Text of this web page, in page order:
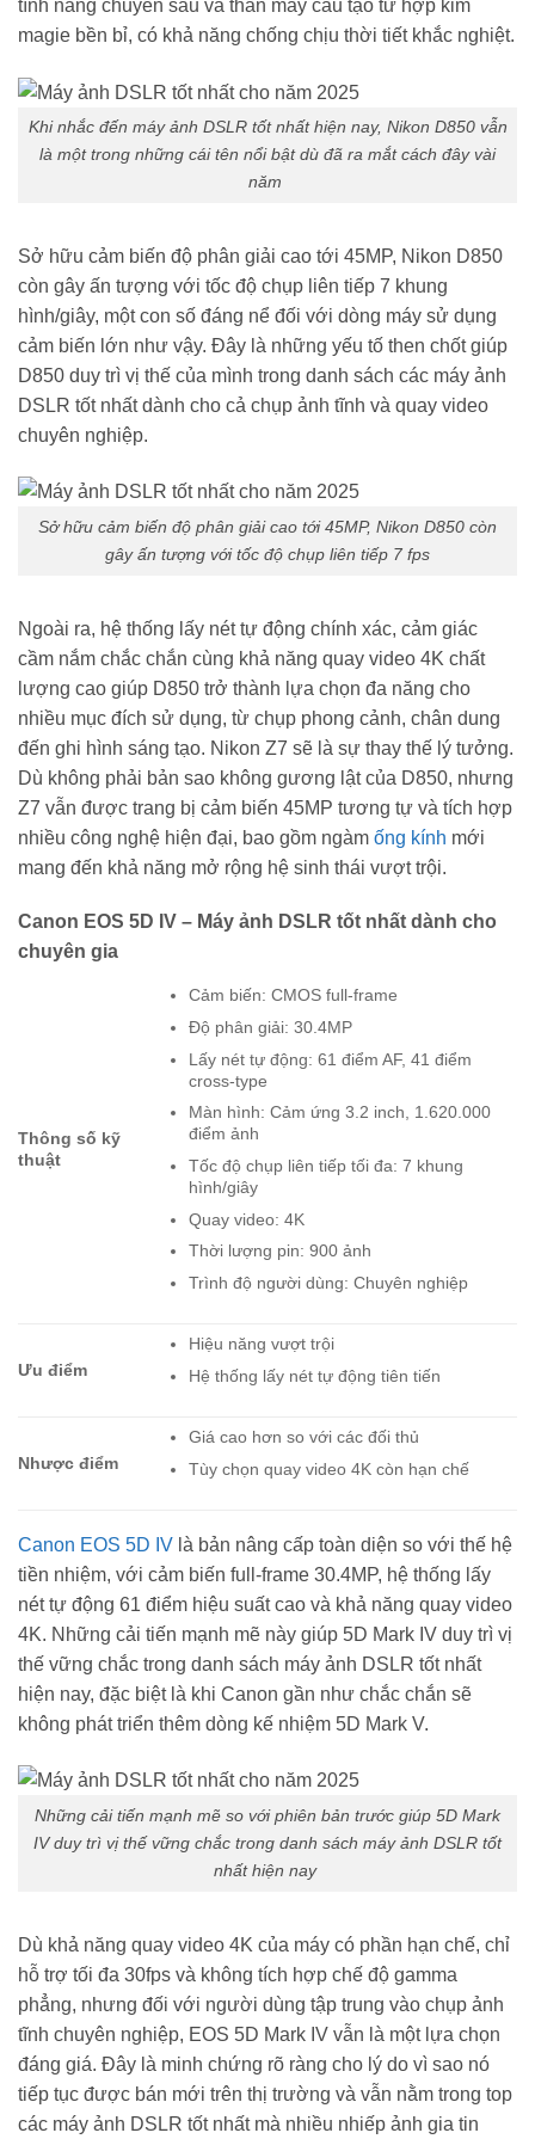
tính năng chuyên sâu và thân máy cấu tạo từ hợp kim
magie bền bỉ, có khả năng chống chịu thời tiết khắc nghiệt.
Khi nhắc đến máy ảnh DSLR tốt nhất hiện nay, Nikon D850 vẫn
là một trong những cái tên nổi bật dù đã ra mắt cách đây vài
năm
Sở hữu cảm biến độ phân giải cao tới 45MP, Nikon D850
còn gây ấn tượng với tốc độ chụp liên tiếp 7 khung
hình/giây, một con số đáng nể đối với dòng máy sử dụng
cảm biến lớn như vậy. Đây là những yếu tố then chốt giúp
D850 duy trì vị thế của mình trong danh sách các máy ảnh
DSLR tốt nhất dành cho cả chụp ảnh tĩnh và quay video
chuyên nghiệp.
Sở hữu cảm biến độ phân giải cao tới 45MP, Nikon D850 còn
gây ấn tượng với tốc độ chụp liên tiếp 7 fps
Ngoài ra, hệ thống lấy nét tự động chính xác, cảm giác
cầm nắm chắc chắn cùng khả năng quay video 4K chất
lượng cao giúp D850 trở thành lựa chọn đa năng cho
nhiều mục đích sử dụng, từ chụp phong cảnh, chân dung
đến ghi hình sáng tạo. Nikon Z7 sẽ là sự thay thế lý tưởng.
Dù không phải bản sao không gương lật của D850, nhưng
Z7 vẫn được trang bị cảm biến 45MP tương tự và tích hợp
nhiều công nghệ hiện đại, bao gồm ngàm ống kính mới
mang đến khả năng mở rộng hệ sinh thái vượt trội.
Canon EOS 5D IV – Máy ảnh DSLR tốt nhất dành cho
chuyên gia
Thông số kỹ
thuật
Cảm biến: CMOS full-frame
Độ phân giải: 30.4MP
Lấy nét tự động: 61 điểm AF, 41 điểm
cross-type
Màn hình: Cảm ứng 3.2 inch, 1.620.000
điểm ảnh
Tốc độ chụp liên tiếp tối đa: 7 khung
hình/giây
Quay video: 4K
Thời lượng pin: 900 ảnh
Trình độ người dùng: Chuyên nghiệp
Ưu điểm
Hiệu năng vượt trội
Hệ thống lấy nét tự động tiên tiến
Nhược điểm
Giá cao hơn so với các đối thủ
Tùy chọn quay video 4K còn hạn chế
Canon EOS 5D IV là bản nâng cấp toàn diện so với thế hệ
tiền nhiệm, với cảm biến full-frame 30.4MP, hệ thống lấy
nét tự động 61 điểm hiệu suất cao và khả năng quay video
4K. Những cải tiến mạnh mẽ này giúp 5D Mark IV duy trì vị
thế vững chắc trong danh sách máy ảnh DSLR tốt nhất
hiện nay, đặc biệt là khi Canon gần như chắc chắn sẽ
không phát triển thêm dòng kế nhiệm 5D Mark V.
Những cải tiến mạnh mẽ so với phiên bản trước giúp 5D Mark
IV duy trì vị thế vững chắc trong danh sách máy ảnh DSLR tốt
nhất hiện nay
Dù khả năng quay video 4K của máy có phần hạn chế, chỉ
hỗ trợ tối đa 30fps và không tích hợp chế độ gamma
phẳng, nhưng đối với người dùng tập trung vào chụp ảnh
tĩnh chuyên nghiệp, EOS 5D Mark IV vẫn là một lựa chọn
đáng giá. Đây là minh chứng rõ ràng cho lý do vì sao nó
tiếp tục được bán mới trên thị trường và vẫn nằm trong top
các máy ảnh DSLR tốt nhất mà nhiều nhiếp ảnh gia tin